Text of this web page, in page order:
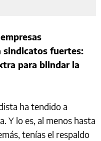
sindicatos fuertes:
para blindar la
ha tendido a
Y lo es, al menos hasta
tenías el respaldo